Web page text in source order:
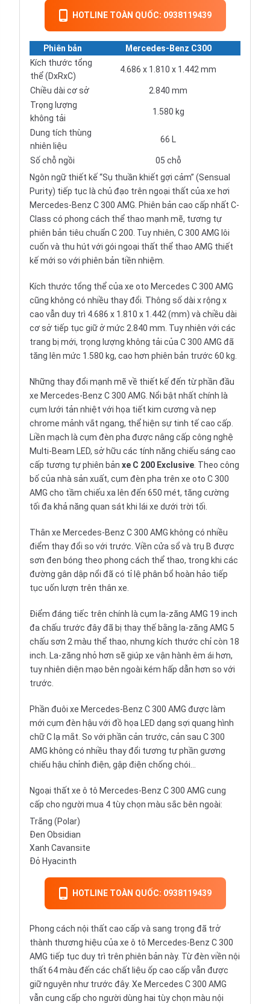
HOTLINE TOÀN QUỐC: 0938119439
Phiên bản
Mercedes-Benz C300
Kích thước tổng
thể (DxRxC)
4.686 x 1.810 x 1.442 mm
Chiều dài cơ sở
2.840 mm
Trọng lượng
không tải
1.580 kg
Dung tích thùng
nhiên liệu
66 L
Số chỗ ngồi
05 chỗ
Ngôn ngữ thiết kế “Sụ thuần khiết gợi cảm” (Sensual
Purity) tiếp tục là chủ đạo trên ngoại thất của xe hơi
Mercedes-Benz C 300 AMG. Phiên bản cao cấp nhất C-
Class có phong cách thể thao mạnh mẽ, tương tự
phiên bản tiêu chuẩn C 200. Tuy nhiên, C 300 AMG lôi
cuốn và thu hút với gói ngoại thất thể thao AMG thiết
kế mới so với phiên bản tiền nhiệm.
Kích thước tổng thể của xe oto Mercedes C 300 AMG
cũng không có nhiều thay đổi. Thông số dài x rộng x
cao vẫn duy trì 4.686 x 1.810 x 1.442 (mm) và chiều dài
cơ sở tiếp tục giữ ở mức 2.840 mm. Tuy nhiên với các
trang bị mới, trọng lượng không tải của C 300 AMG đã
tăng lên mức 1.580 kg, cao hơn phiên bản trước 60 kg.
Những thay đổi mạnh mẽ về thiết kế đến từ phần đầu
xe Mercedes-Benz C 300 AMG. Nổi bật nhất chính là
cụm lưới tản nhiệt với họa tiết kim cương và nẹp
chrome mảnh vắt ngang, thể hiện sự tinh tế cao cấp.
Liền mạch là cụm đèn pha được nâng cấp công nghệ
Multi-Beam LED, sở hữu các tính năng chiếu sáng cao
cấp tương tự phiên bản xe C 200 Exclusive. Theo công
bố của nhà sản xuất, cụm đèn pha trên xe oto C 300
AMG cho tầm chiếu xa lên đến 650 mét, tăng cường
tối đa khả năng quan sát khi lái xe dưới trời tối.
Thân xe Mercedes-Benz C 300 AMG không có nhiều
điểm thay đổi so với trước. Viền cửa sổ và trụ B được
sơn đen bóng theo phong cách thể thao, trong khi các
đường gân dập nổi đã có tỉ lệ phân bổ hoàn hảo tiếp
tục uốn lượn trên thân xe.
Điểm đáng tiếc trên chính là cụm la-zăng AMG 19 inch
đa chấu trước đây đã bị thay thế bằng la-zăng AMG 5
chấu sơn 2 màu thể thao, nhưng kích thước chỉ còn 18
inch. La-zăng nhỏ hơn sẽ giúp xe vận hành êm ái hơn,
tuy nhiên diện mạo bên ngoài kém hấp dẫn hơn so với
trước.
Phần đuôi xe Mercedes-Benz C 300 AMG được làm
mới cụm đèn hậu với đồ họa LED dạng sợi quang hình
chữ C lạ mắt. So với phần cản trước, cản sau C 300
AMG không có nhiều thay đổi tương tự phần gương
chiếu hậu chỉnh điện, gập điện chống chói…
Ngoại thất xe ô tô Mercedes-Benz C 300 AMG cung
cấp cho người mua 4 tùy chọn màu sắc bên ngoài:
Trắng (Polar)
Đen Obsidian
Xanh Cavansite
Đỏ Hyacinth
HOTLINE TOÀN QUỐC: 0938119439
Phong cách nội thất cao cấp và sang trọng đã trở
thành thương hiệu của xe ô tô Mercedes-Benz C 300
AMG tiếp tục duy trì trên phiên bản này. Từ đèn viền nội
thất 64 màu đến các chất liệu ốp cao cấp vẫn được
giữ nguyên như trước đây. Xe Mercedes C 300 AMG
vẫn cung cấp cho người dùng hai tùy chọn màu nội